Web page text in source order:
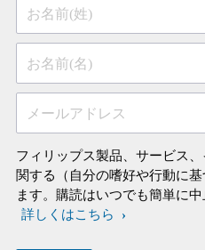
お名前(姓)
お名前(名)
メールアドレス
フィリップス製品、サービス
関する（自分の嗜好や行動に
ます。購読はいつでも簡単に
詳しくはこちら